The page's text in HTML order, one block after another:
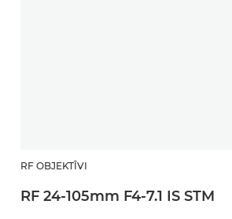
RF OBJEKTĪVI
RF 24-105mm F4-7.1 IS STM